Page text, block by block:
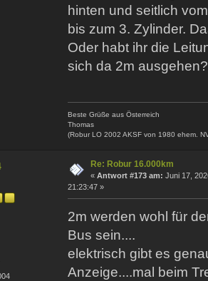
hinten und seitlich
bis zum 3. Zylinder.
Oder habt ihr die
sich da 2m ausgehen?
Beste Grüße aus Österreich
Thomas
(Robur LO 2002 AKSF von 1980 ehem.
Re: Robur 16.000km
« Antwort #173 am: Juni 17,
21:23:47 »
2m werden wohl für
Bus sein....
elektrisch gibt es
Anzeige....mal beim